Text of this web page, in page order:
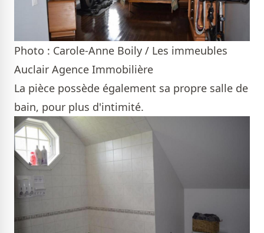
Photo : Carole-Anne Boily / Les immeubles
Auclair Agence Immobilière
La pièce possède également sa propre salle de
bain, pour plus d'intimité.